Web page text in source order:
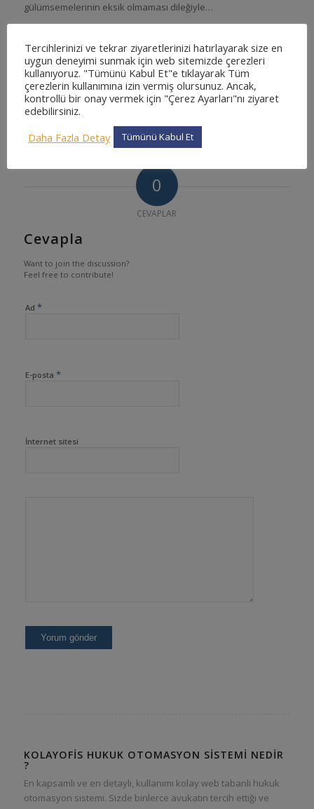
gülümsemelerinin eksik olmaması dileğiyle…
Bu gönderiyi paylaş
0
CEVAPLAR
Cevapla
Want to join the discussion?
Feel free to contribute!
Ad *
E-posta *
İnternet sitesi
KOLAYOFIS HUKUK OTOMASYON SISTEMI NEDIR
?
En kapsamlı ve en detaylı, kullanımı kolay web tabanlı hukuk
otomasyon sistemi. Sizde binlerce avukatın tercih ettiği ve
Tercihlerinizi ve tekrar ziyaretlerinizi hatırlayarak size en
uygun deneyimi sunmak için web sitemizde çerezleri
kullanıyoruz. "Tümünü Kabul Et"e tıklayarak Tüm
çerezlerin kullanımına izin vermiş olursunuz. Ancak,
kontrollü bir onay vermek için "Çerez Ayarları"nı ziyaret
edebilirsiniz.
Daha Fazla Detay
Tümünü Kabul Et